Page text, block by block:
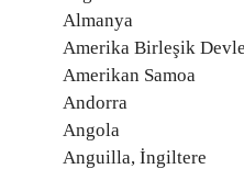
Almanya
Amerika Birleşik
Amerikan Samoa
Andorra
Angola
Anguilla, İngiltere